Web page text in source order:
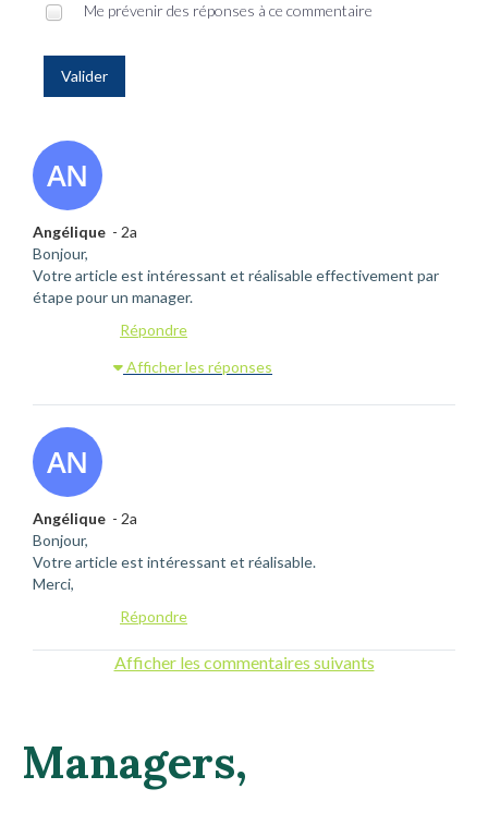
Me prévenir des réponses à ce commentaire
Valider
Angélique - 2a
Bonjour,
Votre article est intéressant et réalisable effectivement par
étape pour un manager.
Répondre
Afficher les réponses
Angélique - 2a
Bonjour,
Votre article est intéressant et réalisable.
Merci,
Répondre
Afficher les commentaires suivants
Managers,